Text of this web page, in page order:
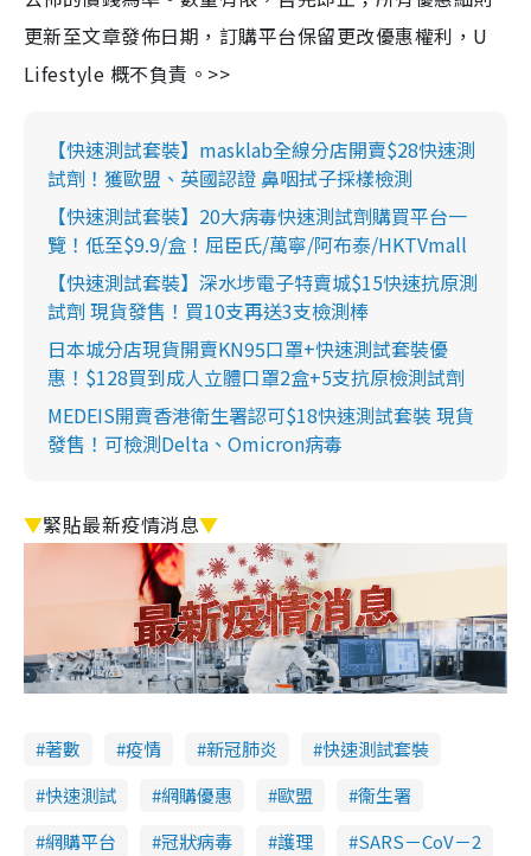
更新至文章發佈日期，訂購平台保留更改優惠權利，U
Lifestyle 概不負責。>>
【快速測試套裝】masklab全線分店開賣$28快速測
試劑！獲歐盟、英國認證 鼻咽拭子採樣檢測
【快速測試套裝】20大病毒快速測試劑購買平台一
覽！低至$9.9/盒！屈臣氏/萬寧/阿布泰/HKTVmall
【快速測試套裝】深水埗電子特賣城$15快速抗原測
試劑 現貨發售！買10支再送3支檢測棒
日本城分店現貨開賣KN95口罩+快速測試套裝優
惠！$128買到成人立體口罩2盒+5支抗原檢測試劑
MEDEIS開賣香港衛生署認可$18快速測試套裝 現貨
發售！可檢測Delta、Omicron病毒
▼緊貼最新疫情消息▼
著數 疫情 新冠肺炎
快速測試套裝
快速測試
網購優惠 歐盟
衞生署
網購平台
冠狀病毒 護理 SARS－CoV－2